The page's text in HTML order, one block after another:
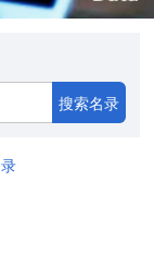
搜索名录